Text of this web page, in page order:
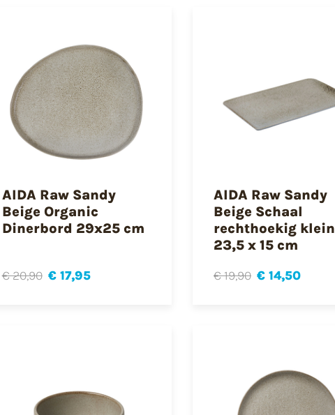
AIDA Raw Sandy
Beige Organic
Dinerbord 29x25 cm
€ 20,90 € 17,95
AIDA Raw Sandy
Beige Schaal
rechthoekig klein
23,5 x 15 cm
€ 19,90 € 14,50